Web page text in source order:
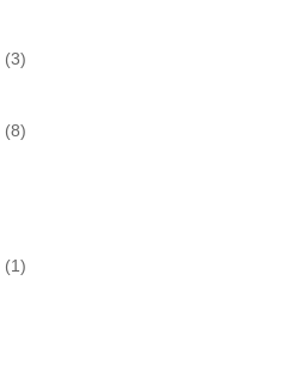
(3)
(8)
(1)